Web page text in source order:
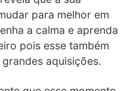
para melhor em
a calma e aprenda
pois esse também
aquisições.